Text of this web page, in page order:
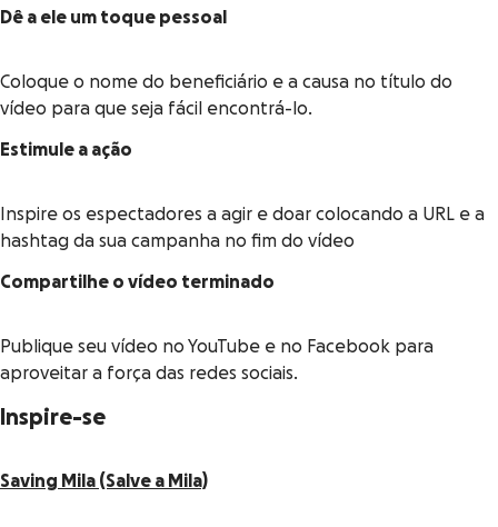
Dê a ele um toque pessoal
Coloque o nome do beneficiário e a causa no título do
vídeo para que seja fácil encontrá-lo.
Estimule a ação
Inspire os espectadores a agir e doar colocando a URL e a
hashtag da sua campanha no fim do vídeo
Compartilhe o vídeo terminado
Publique seu vídeo no YouTube e no Facebook para
aproveitar a força das redes sociais.
Inspire-se
Saving Mila (Salve a Mila)